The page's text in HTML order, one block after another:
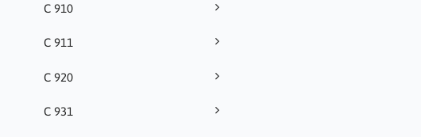
C 910
C 911
C 920
C 931